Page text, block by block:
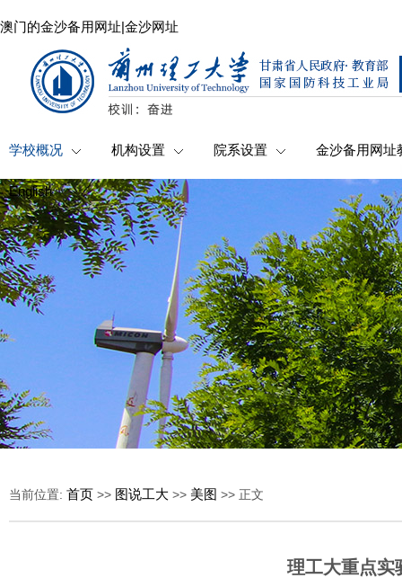
澳门的金沙备用网址|金沙网址
学校概况 机构设置 院系设置 金沙备用网址
English
当前位置: 首页 >> 图说工大 >> 美图 >> 正文
理工大重点实